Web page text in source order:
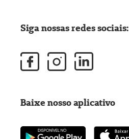
Siga nossas redes sociais:
Baixe nosso aplicativo